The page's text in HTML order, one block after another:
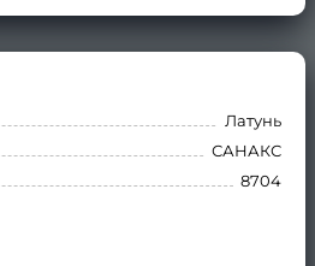
Латунь
САНАКС
8704